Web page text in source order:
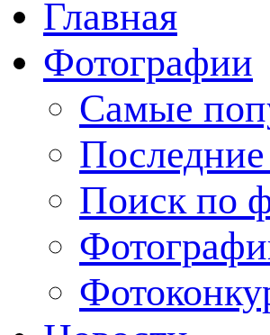
Главная
Фотографии
Cамые
Поиск по